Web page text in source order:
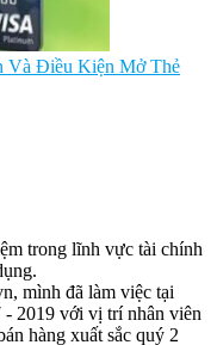
Và Điều Kiện Mở Thẻ
trong lĩnh vực tài chính
mình đã làm việc tại
2019 với vị trí nhân viên
hàng xuất sắc quý 2